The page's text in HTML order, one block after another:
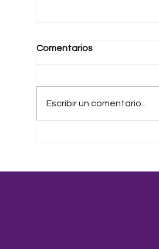
Una Patria Distinta
Comentarios
Escribir un comentario...